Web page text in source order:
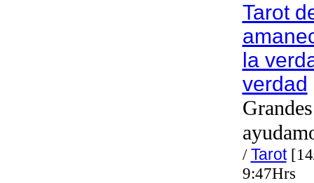
Tarot
la
verdad
/Tarot
9:47Hrs